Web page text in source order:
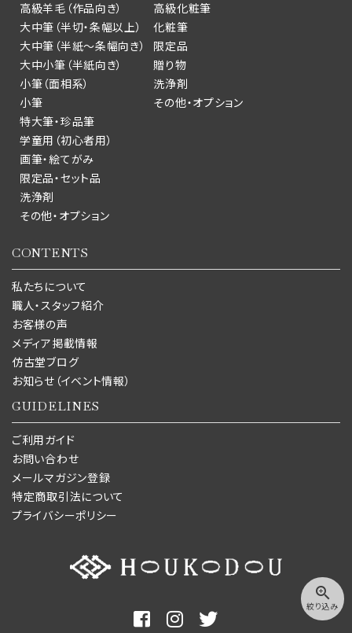
zoom_in
絞り込み
高級羊毛（作品向き）
大中筆（半切・条幅以上）
大中筆（半紙～条幅向き）
大中小筆（半紙向き）
小筆（面相系）
小筆
特大筆・珍品筆
学童用（初心者用）
画筆・絵てがみ
限定品・セット品
洗浄剤
その他・オプション
高級化粧筆
化粧筆
限定品
贈り物
洗浄剤
その他・オプション
CONTENTS
私たちについて
職人・スタッフ紹介
お客様の声
メディア掲載情報
仿古堂ブログ
お知らせ（イベント情報）
GUIDELINES
ご利用ガイド
お問い合わせ
メールマガジン登録
特定商取引法について
プライバシーポリシー